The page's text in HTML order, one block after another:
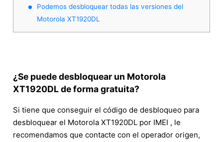
Podemos desbloquear todas las versiones del
Motorola XT1920DL
¿Se puede desbloquear un Motorola
XT1920DL de forma gratuita?
Si tiene que conseguir el código de desbloqueo para
desbloquear el Motorola XT1920DL por IMEI , le
recomendamos que contacte con el operador origen,